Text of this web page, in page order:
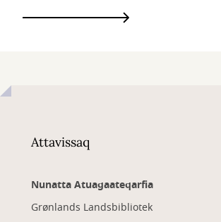
Attavissaq
Nunatta Atuagaateqarfia
Grønlands Landsbibliotek